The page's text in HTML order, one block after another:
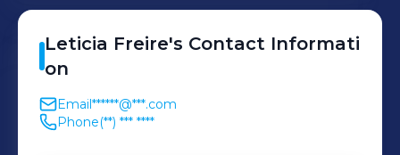
Leticia Freire's Contact Informati
on
Email******@***.com
Phone(**) *** ****